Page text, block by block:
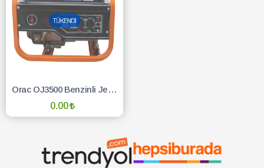
Orac OJ3500 Benzinli Jeneratör İpli
0.00